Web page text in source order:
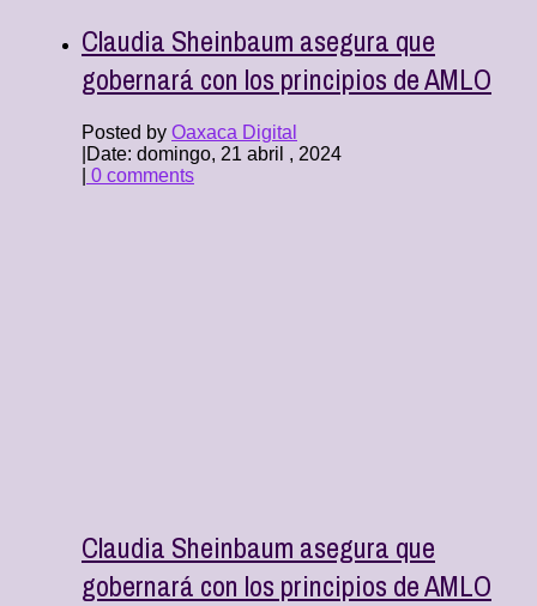
Claudia Sheinbaum asegura que
gobernará con los principios de AMLO
Posted by Oaxaca Digital
Date: domingo, 21 abril , 2024
0 comments
Claudia Sheinbaum asegura que
gobernará con los principios de AMLO